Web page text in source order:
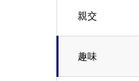
親交
趣味